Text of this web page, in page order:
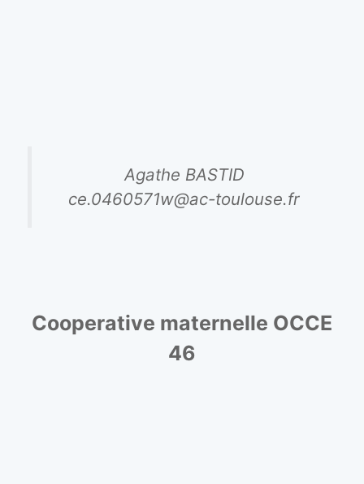
Agathe BASTID
ce.0460571w@ac-toulouse.fr
Cooperative maternelle OCCE
46